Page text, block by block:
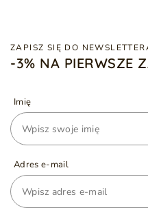
ZAPISZ SIĘ DO
-3% NA PIERWSZE
Imię
Adres e-mail